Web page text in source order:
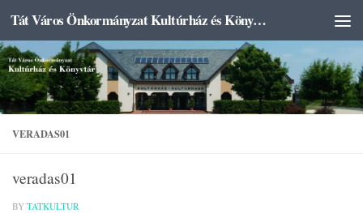
Skip to content Tát Város Önkormányzat Kultúrház és Könyvtár
VERADAS01
veradas01
BY TATKULTUR